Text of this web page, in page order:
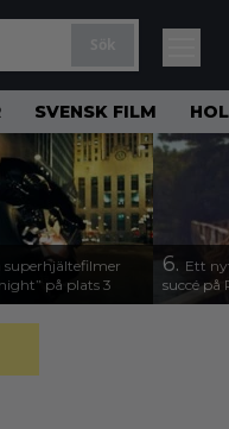
SVENSK FILM
superhjältefilmer
på plats 3
6. Ett
succé på